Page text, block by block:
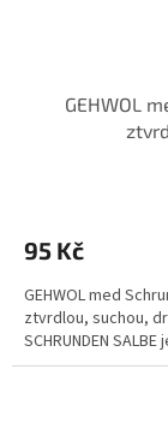
GEHWOL
95 Kč
GEHWOL med
ztvrdlou, suchou,
SCHRUNDEN